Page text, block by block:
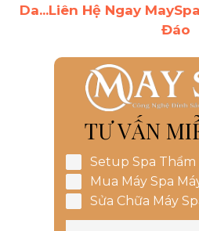
Da...Liên Hệ Ngay
Đáo
TƯ VẤN
Setup Spa Thẩm
Mua Máy Spa
Sửa Chữa Máy